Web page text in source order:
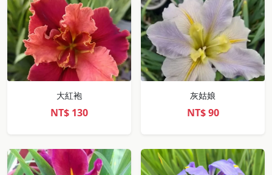
大紅袍
NT$ 130
灰姑娘
NT$90